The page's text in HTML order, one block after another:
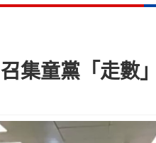
集童黨「走數